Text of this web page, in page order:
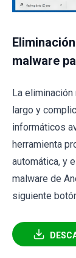
malware
La
largo y
informáticos
herramienta
automática, y
malware de
siguiente